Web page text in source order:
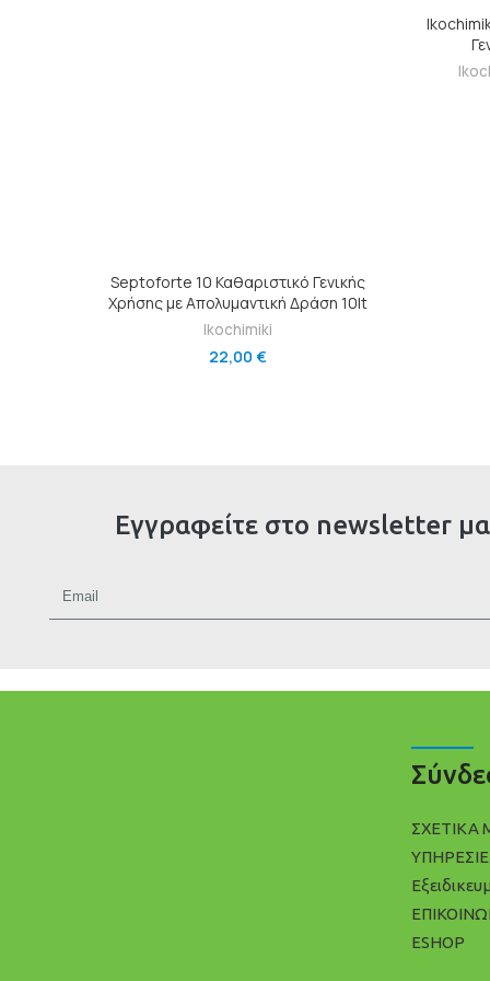
ΠΡΟΣΘΉΚΗ ΣΤΟ ΚΑΛΆΘΙ
Septoforte 10 Καθαριστικό Γενικής
Χρήσης με Απολυμαντική Δράση 10lt
Ikochimiki
22,00 €
Εγγραφείτε στο newsletter
ΣΧΕΤΙΚΑ
ESHOP